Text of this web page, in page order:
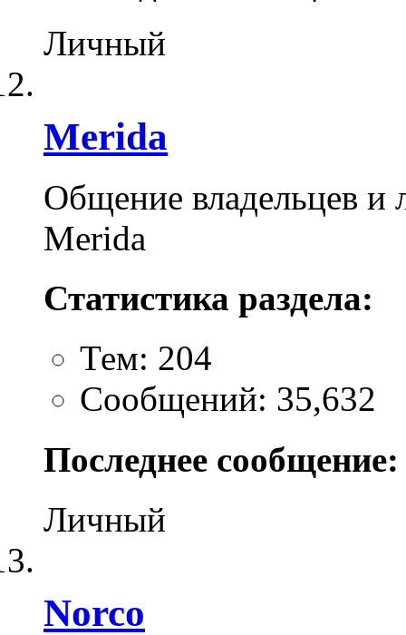
Личный
Merida
Общение владельцев и
Merida
Статистика раздела:
Тем: 204
Сообщений: 35,632
Последнее сообщение:
Личный
Norco